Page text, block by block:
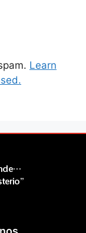
Learn